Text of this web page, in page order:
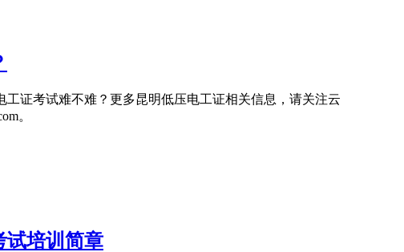
证考试难不难？更多昆明低压电工证相关信息，请关注云
。
试培训简章